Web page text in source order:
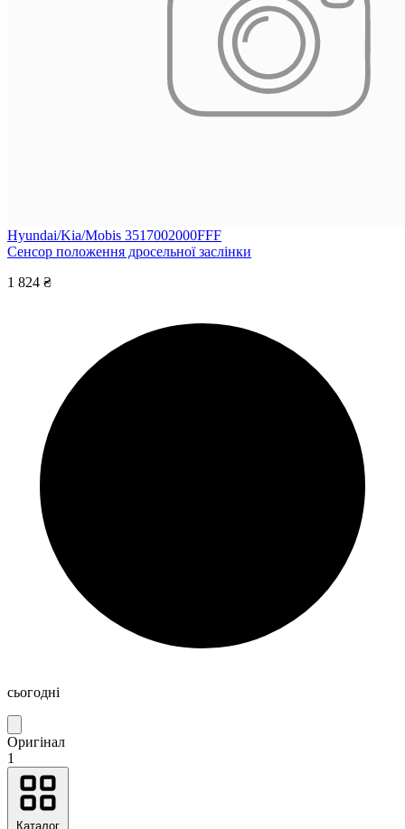
Hyundai/Kia/Mobis 3517002000FFF
Сенсор положення дросельної заслінки
1 824 ₴
сьогодні
Оригінал
1
Каталог